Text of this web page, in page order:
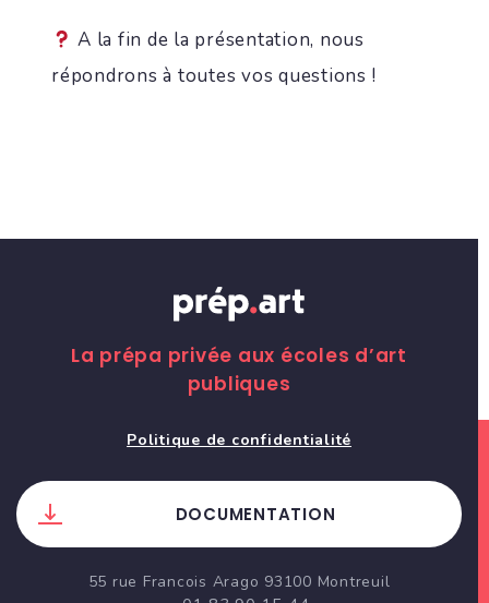
A la fin de la présentation, nous
répondrons à toutes vos questions !
La prépa privée aux écoles d’art
publiques
Politique de confidentialité
DOCUMENTATION
55 rue Francois Arago 93100 Montreuil